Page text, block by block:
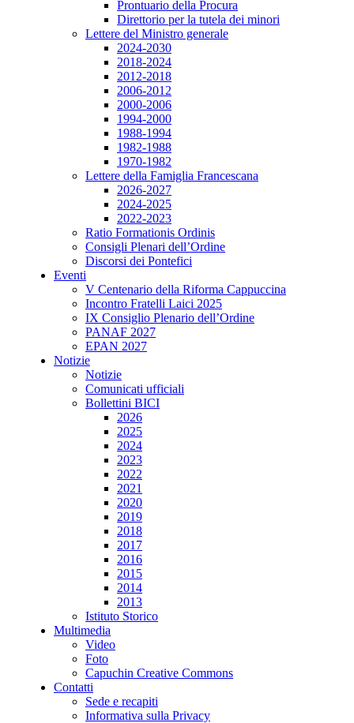
Prontuario della Procura
Direttorio per la tutela dei minori
Lettere del Ministro generale
2024-2030
2018-2024
2012-2018
2006-2012
2000-2006
1994-2000
1988-1994
1982-1988
1970-1982
Lettere della Famiglia Francescana
2026-2027
2024-2025
2022-2023
Ratio Formationis Ordinis
Consigli Plenari dell’Ordine
Discorsi dei Pontefici
Eventi
V Centenario della Riforma Cappuccina
Incontro Fratelli Laici 2025
IX Consiglio Plenario dell’Ordine
PANAF 2027
EPAN 2027
Notizie
Notizie
Comunicati ufficiali
Bollettini BICI
2026
2025
2024
2023
2022
2021
2020
2019
2018
2017
2016
2015
2014
2013
Istituto Storico
Multimedia
Video
Foto
Capuchin Creative Commons
Contatti
Sede e recapiti
Informativa sulla Privacy